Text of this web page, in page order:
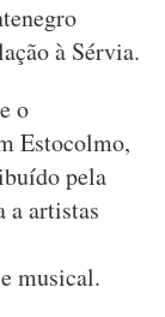
à Sérvia.
o
Estocolmo,
pela
a artistas
musical.